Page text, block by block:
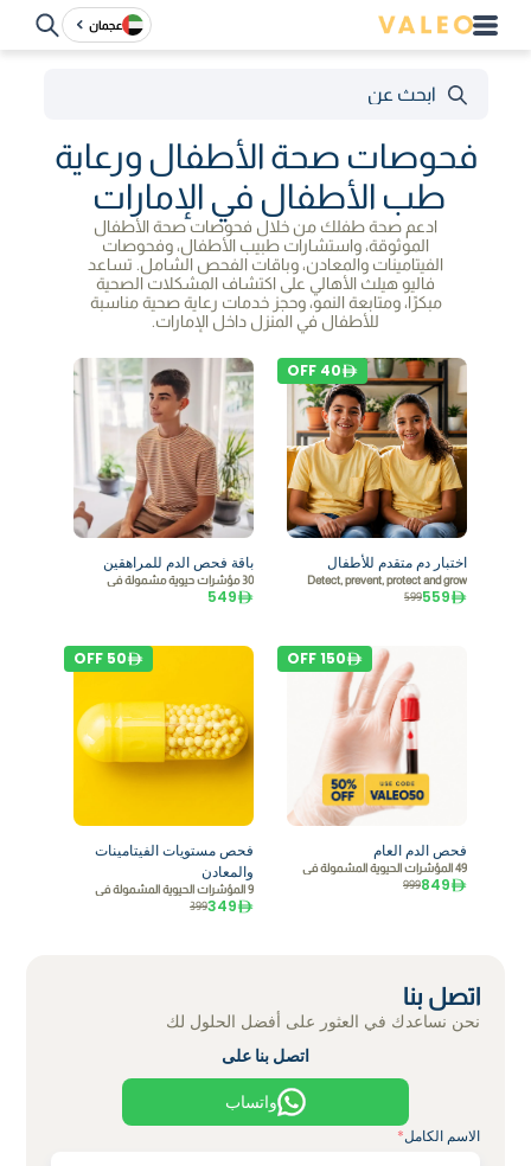
عجمان
ادعم صحة طفلك من خلال فحوصات صحة الأطفال
الموثوقة، واستشارات طبيب الأطفال، وفحوصات
الفيتامينات والمعادن، وباقات الفحص الشامل. تساعد
فاليو هيلث الأهالي على اكتشاف المشكلات الصحية
مبكرًا، ومتابعة النمو، وحجز خدمات رعاية صحية مناسبة
للأطفال في المنزل داخل الإمارات.
فحوصات صحة الأطفال ورعاية
طب الأطفال في الإمارات
اختبار دم متقدم للأطفال
Detect, prevent, protect and grow
559
599
40
OFF
باقة فحص الدم للمراهقين
30 مؤشرات حيوية مشمولة في
549
فحص الدم العام
49 المؤشرات الحيوية المشمولة في
849
999
150
OFF
فحص مستويات الفيتامينات
والمعادن
9 المؤشرات الحيوية المشمولة في
349
399
50
OFF
اتصل بنا
نحن نساعدك في العثور على أفضل الحلول لك
اتصل بنا على
واتساب
الاسم الكامل*